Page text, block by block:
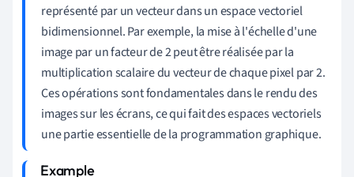
représenté par un vecteur dans un espace vectoriel
bidimensionnel. Par exemple, la mise à l'échelle d'une
image par un facteur de 2 peut être réalisée par la
multiplication scalaire du vecteur de chaque pixel par 2.
Ces opérations sont fondamentales dans le rendu des
images sur les écrans, ce qui fait des espaces vectoriels
une partie essentielle de la programmation graphique.